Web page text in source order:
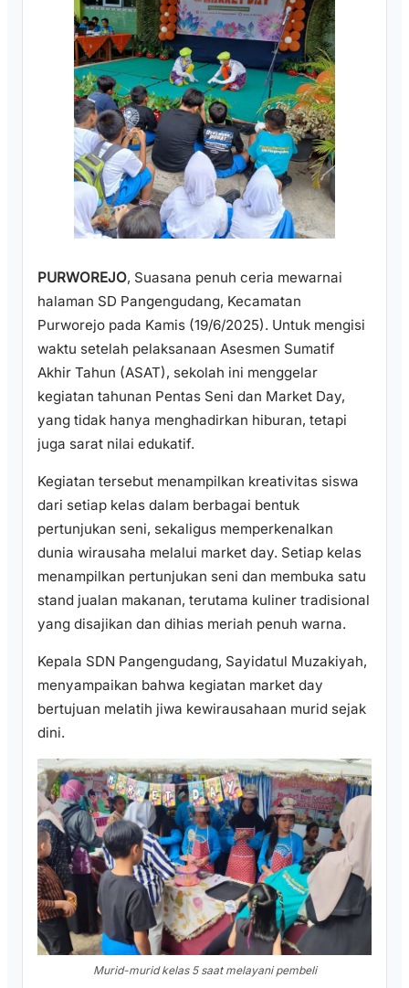
PURWOREJO, Suasana penuh ceria mewarnai
halaman SD Pangengudang, Kecamatan
Purworejo pada Kamis (19/6/2025). Untuk mengisi
waktu setelah pelaksanaan Asesmen Sumatif
Akhir Tahun (ASAT), sekolah ini menggelar
kegiatan tahunan Pentas Seni dan Market Day,
yang tidak hanya menghadirkan hiburan, tetapi
juga sarat nilai edukatif.
Kegiatan tersebut menampilkan kreativitas siswa
dari setiap kelas dalam berbagai bentuk
pertunjukan seni, sekaligus memperkenalkan
dunia wirausaha melalui market day. Setiap kelas
menampilkan pertunjukan seni dan membuka satu
stand jualan makanan, terutama kuliner tradisional
yang disajikan dan dihias meriah penuh warna.
Kepala SDN Pangengudang, Sayidatul Muzakiyah,
menyampaikan bahwa kegiatan market day
bertujuan melatih jiwa kewirausahaan murid sejak
dini.
Murid-murid kelas 5 saat melayani pembeli